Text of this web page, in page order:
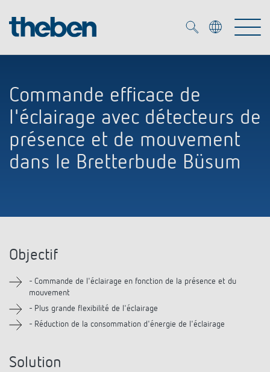
Produits
KNX
Contrôle du temps et de la lumière
Régulation de chauffage
Accessoires
OEM
Contrôle du temps et de la lumière
Commande d'éclairage DALI-2
Systèmes KNX
Système pour maison intelligente
Détecteurs de présence et de mouvement
Médiathèque
Catalogues et prospectus
Commande de catalogue
Entreprise
Theben AG
Nouveautés
Contact
Hotline
Demande
Recherche de produits
Commande efficace de
l'éclairage avec détecteurs de
présence et de mouvement
dans le Bretterbude Büsum
Objectif
- Commande de l'éclairage en fonction de la présence et du
mouvement
- Plus grande flexibilité de l'éclairage
- Réduction de la consommation d'énergie de l'éclairage
Solution